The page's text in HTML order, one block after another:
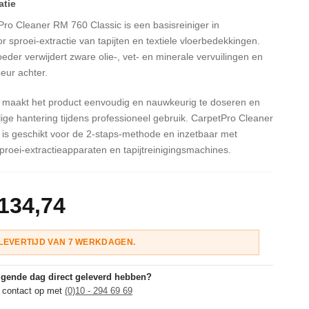
Cleaner RM 760 Classic is een basisreiniger in
sproei-extractie van tapijten en textiele vloerbedekkingen.
verwijdert zware olie-, vet- en minerale vervuilingen en
achter.
het product eenvoudig en nauwkeurig te doseren en
hantering tijdens professioneel gebruik. CarpetPro Cleaner
is geschikt voor de 2-staps-methode en inzetbaar met
extractieapparaten en tapijtreinigingsmachines.
VAN 7 WERKDAGEN.
dag direct geleverd hebben?
contact op met (0)10 - 294 69 69